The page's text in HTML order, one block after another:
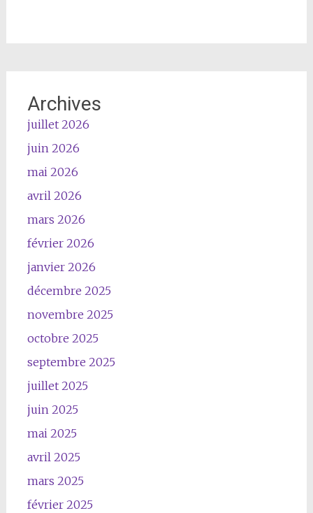
Archives
juillet 2026
juin 2026
mai 2026
avril 2026
mars 2026
février 2026
janvier 2026
décembre 2025
novembre 2025
octobre 2025
septembre 2025
juillet 2025
juin 2025
mai 2025
avril 2025
mars 2025
février 2025